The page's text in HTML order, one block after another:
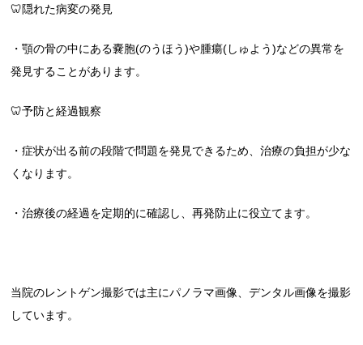
🦷隠れた病変の発見
・顎の骨の中にある嚢胞(のうほう)や腫瘍(しゅよう)などの異常を
発見することがあります。
🦷予防と経過観察
・症状が出る前の段階で問題を発見できるため、治療の負担が少な
くなります。
・治療後の経過を定期的に確認し、再発防止に役立てます。
当院のレントゲン撮影では主にパノラマ画像、デンタル画像を撮影
しています。